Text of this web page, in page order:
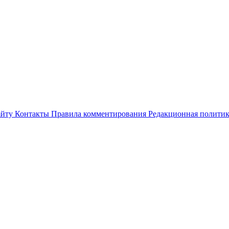
Контакты Правила комментирования Редакционная